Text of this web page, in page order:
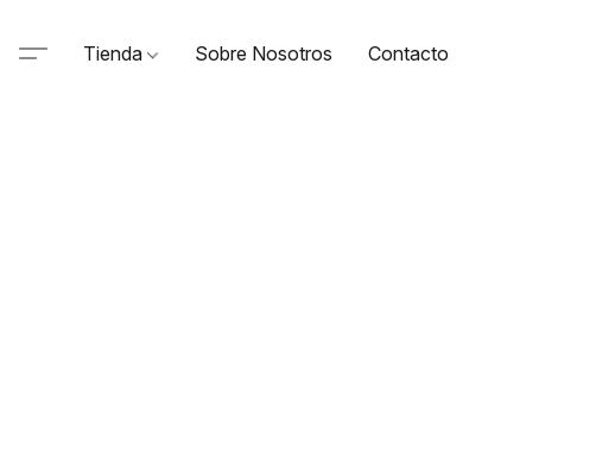
Tienda Sobre Nosotros Contacto